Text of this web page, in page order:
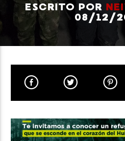
CANCIÓN ACTUAL
TÍTULO
ARTISTA
ESCRITO POR
08/12/